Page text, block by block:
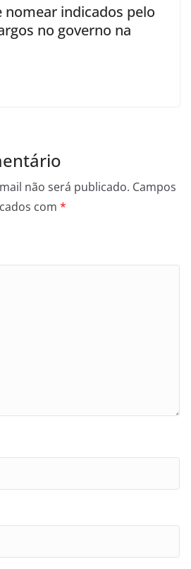
nomear indicados pelo
no governo na
não será publicado. Campos
com *